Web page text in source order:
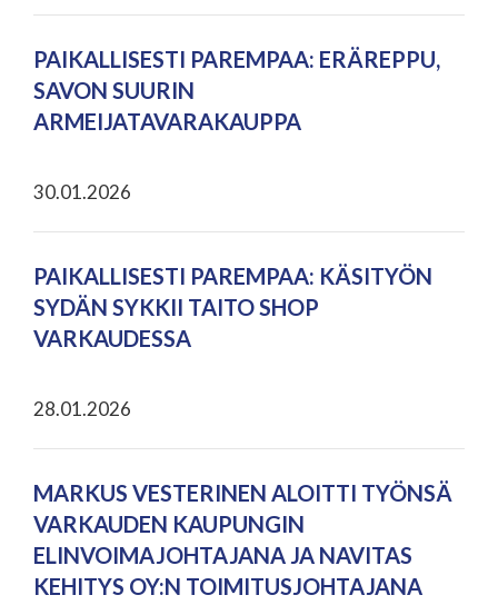
PAIKALLISESTI PAREMPAA: ERÄREPPU,
SAVON SUURIN
ARMEIJATAVARAKAUPPA
30.01.2026
PAIKALLISESTI PAREMPAA: KÄSITYÖN
SYDÄN SYKKII TAITO SHOP
VARKAUDESSA
28.01.2026
MARKUS VESTERINEN ALOITTI TYÖNSÄ
VARKAUDEN KAUPUNGIN
ELINVOIMAJOHTAJANA JA NAVITAS
KEHITYS OY:N TOIMITUSJOHTAJANA